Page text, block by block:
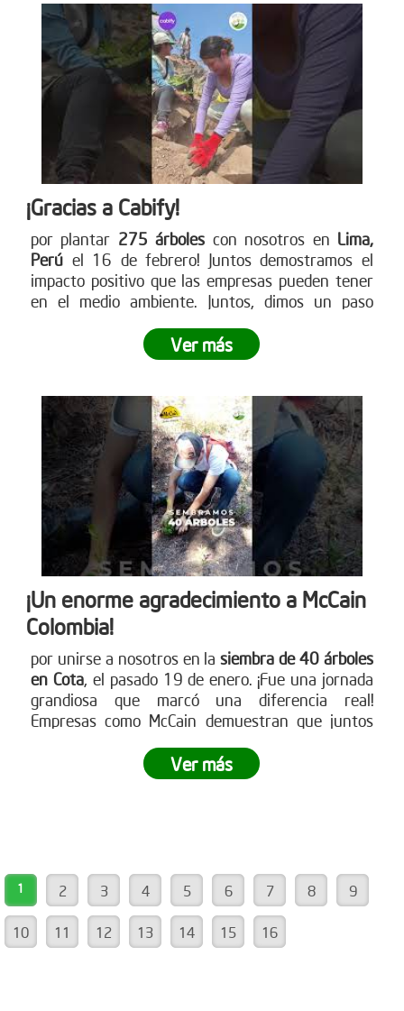
¡Gracias a Cabify!
por plantar 275 árboles con nosotros en Lima,
Perú el 16 de febrero! Juntos demostramos el
impacto positivo que las empresas pueden tener
en el medio ambiente. Juntos, dimos un paso
poderoso que es el trabajo en equipo.
está lista para ser parte del cambio?
única de siembra empresarial. Conoce cómo en
www.reddearboles.org
Ver más
¡Un enorme agradecimiento a McCain
Colombia!
por unirse a nosotros en lasiembra de 40 árboles
en Cota, el pasado 19 de enero. ¡Fue una jornada
grandiosa que marcó una diferencia real!
Empresas como McCain demuestran que juntos
entorno. ¿Tu empresa está lista para ser parte del
cambio? Únete a nuestras siembras empresariales
Ver más
1 2 3 4 5 6 7 8 9
10 11 12 13 14 15 16